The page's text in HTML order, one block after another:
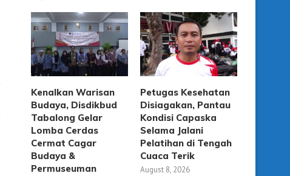
Kenalkan Warisan
Budaya, Disdikbud
Tabalong Gelar
Lomba Cerdas
Cermat Cagar
Budaya &
Permuseuman
Petugas Kesehatan
Disiagakan, Pantau
Kondisi Capaska
Selama Jalani
Pelatihan di Tengah
Cuaca Terik
August 8, 2026